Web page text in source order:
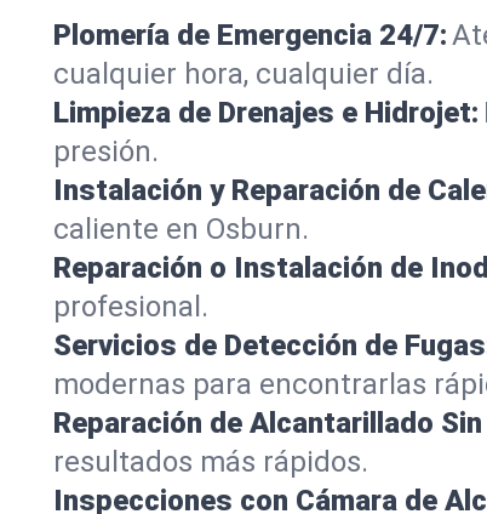
Plomería de Emergencia 24/7:
cualquier hora, cualquier día.
Limpieza de Drenajes e Hidrojet:
presión.
Instalación y Reparación de
caliente en Osburn.
Reparación o Instalación de
profesional.
Servicios de Detección de
modernas para encontrarlas
Reparación de Alcantarillado Sin
resultados más rápidos.
Inspecciones con Cámara de